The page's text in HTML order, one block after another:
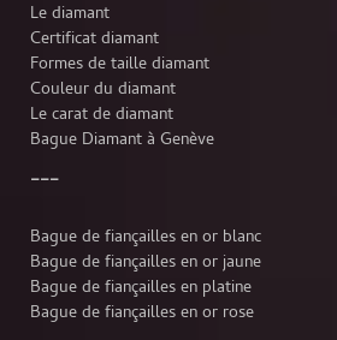
Le diamant
Certificat diamant
Formes de taille diamant
Couleur du diamant
Le carat de diamant
Bague Diamant à Genève
Bague de fiançailles en or blanc
Bague de fiançailles en or jaune
Bague de fiançailles en platine
Bague de fiançailles en or rose